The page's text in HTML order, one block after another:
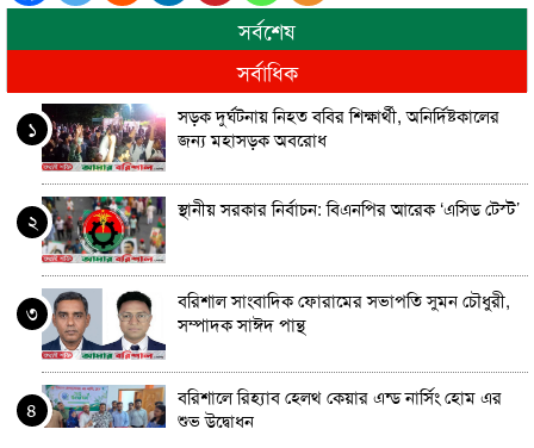
সর্বশেষ
সর্বাধিক
১
সড়ক দুর্ঘটনায় নিহত ববির শিক্ষার্থী, অনির্দিষ্টকালের
জন্য মহাসড়ক অবরোধ
২ স্থানীয় সরকার নির্বাচন: বিএনপির আরেক ‘এসিড টেস্ট’
৩
বরিশাল সাংবাদিক ফোরামের সভাপতি সুমন চৌধুরী,
সম্পাদক সাঈদ পান্থ
৪
বরিশালে রিহ্যাব হেলথ কেয়ার এন্ড নার্সিং হোম এর
শুভ উদ্বোধন